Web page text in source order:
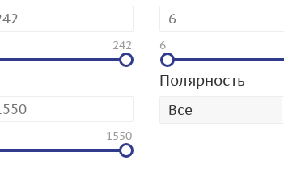
242 6
1550
Полярность
Все